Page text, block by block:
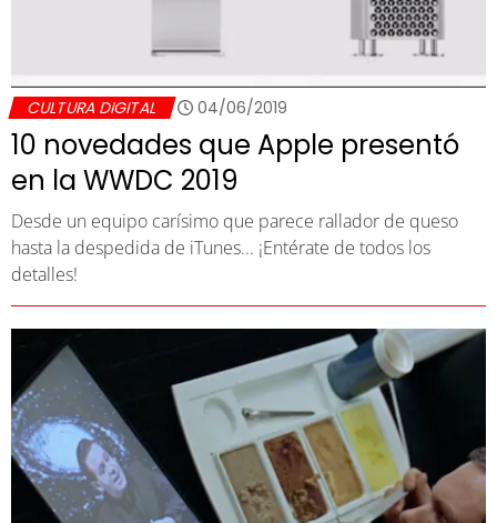
CULTURA DIGITAL 04/06/2019
10 novedades que Apple presentó
en la WWDC 2019
Desde un equipo carísimo que parece rallador de queso
hasta la despedida de iTunes... ¡Entérate de todos los
detalles!